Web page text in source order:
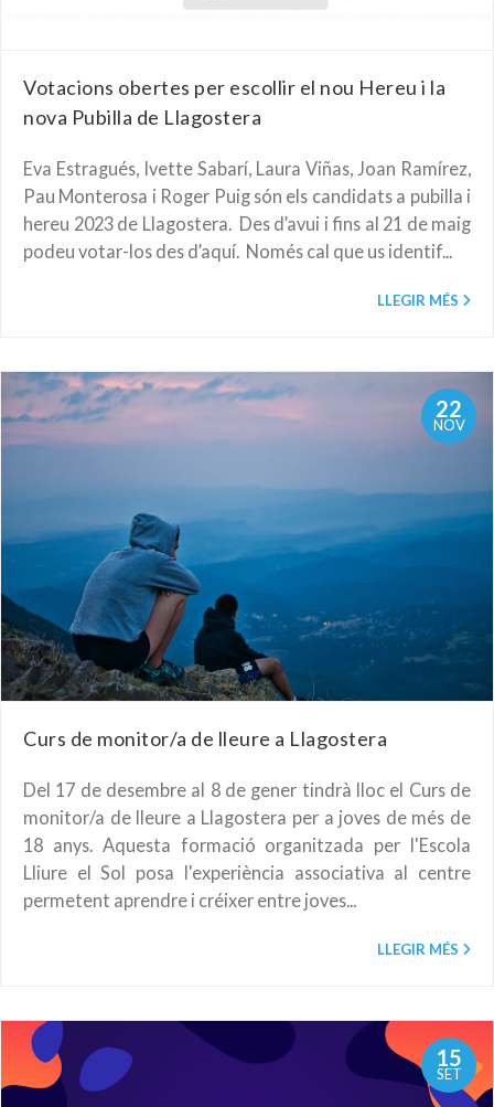
Votacions obertes per escollir el nou Hereu i la
nova Pubilla de Llagostera
Eva Estragués, Ivette Sabarí, Laura Viñas, Joan Ramírez,
Pau Monterosa i Roger Puig són els candidats a pubilla i
hereu 2023 de Llagostera. Des d’avui i fins al 21 de maig
podeu votar-los des d’aquí. Només cal que us identif...
LLEGIR MÉS
22
NOV
Curs de monitor/a de lleure a Llagostera
Del 17 de desembre al 8 de gener tindrà lloc el Curs de
monitor/a de lleure a Llagostera per a joves de més de
18 anys. Aquesta formació organitzada per l'Escola
Lliure el Sol posa l'experiència associativa al centre
permetent aprendre i créixer entre joves...
LLEGIR MÉS
15
SET